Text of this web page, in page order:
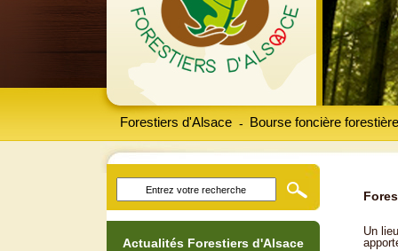
Forestiers d'Alsace Bourse foncière forestière
-
Un
Actualités Forestiers d'Alsace